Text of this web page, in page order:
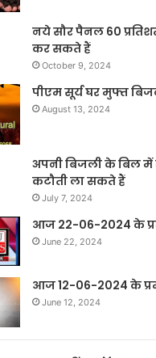
नये सौर पैनल 60
कर सकते हैं
October 9, 2024
पीएम सूर्य घर मुफ्त
August 13, 2024
अपनी बिजली के बिल
कटौती ला सकते हैं
July 7, 2024
आज 22-06-2024 के
June 22, 2024
आज 12-06-2024 के
June 12, 2024